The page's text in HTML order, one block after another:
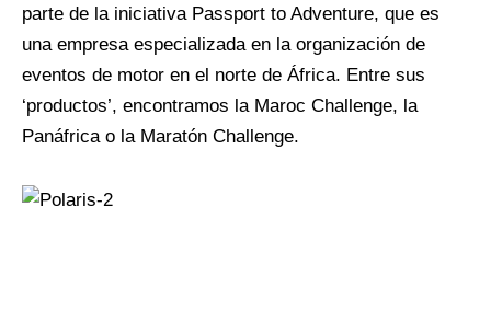
parte de la iniciativa Passport to Adventure, que es
una empresa especializada en la organización de
eventos de motor en el norte de África. Entre sus
‘productos’, encontramos la Maroc Challenge, la
Panáfrica o la Maratón Challenge.